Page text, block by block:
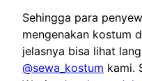
Sehingga para
mengenakan kostum
jelasnya bisa lihat
@sewa_kostum kami.